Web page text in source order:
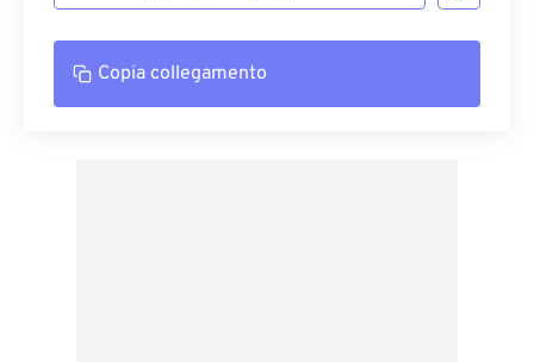
Copia collegamento